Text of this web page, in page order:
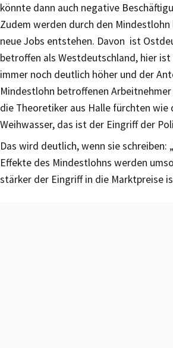
könnte dann auch negative
Zudem werden durch den
neue Jobs entstehen. Davon ist
betroffen als Westdeutschland, hier
immer noch deutlich höher und der
Mindestlohn betroffenen Arbeitnehmer
die Theoretiker aus Halle fürchten wie
Weihwasser, das ist der Eingriff der
Das wird deutlich, wenn sie schreiben:
Effekte des Mindestlohns werden
stärker der Eingriff in die Marktpreise